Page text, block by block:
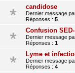
candidose
Dernier message
Réponses : 5
Confusion
Dernier message
Réponses : 1
Lyme et
Dernier message
Réponses : 4